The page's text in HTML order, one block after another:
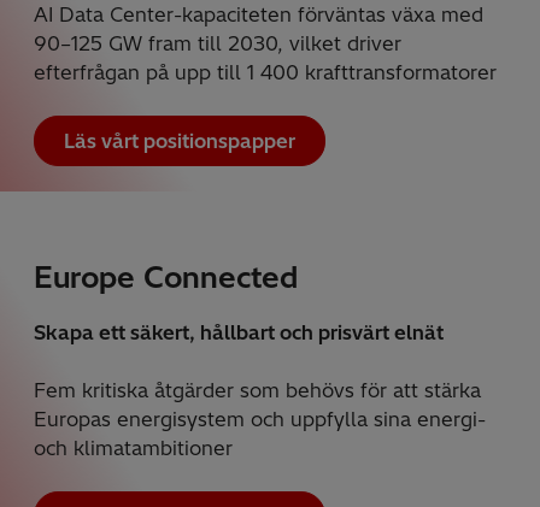
AI Data Center-kapaciteten förväntas växa med
90–125 GW fram till 2030, vilket driver
efterfrågan på upp till 1 400 krafttransformatorer
Läs vårt positionspapper
Europe Connected
Skapa ett säkert, hållbart och prisvärt elnät
Fem kritiska åtgärder som behövs för att stärka
Europas energisystem och uppfylla sina energi-
och klimatambitioner